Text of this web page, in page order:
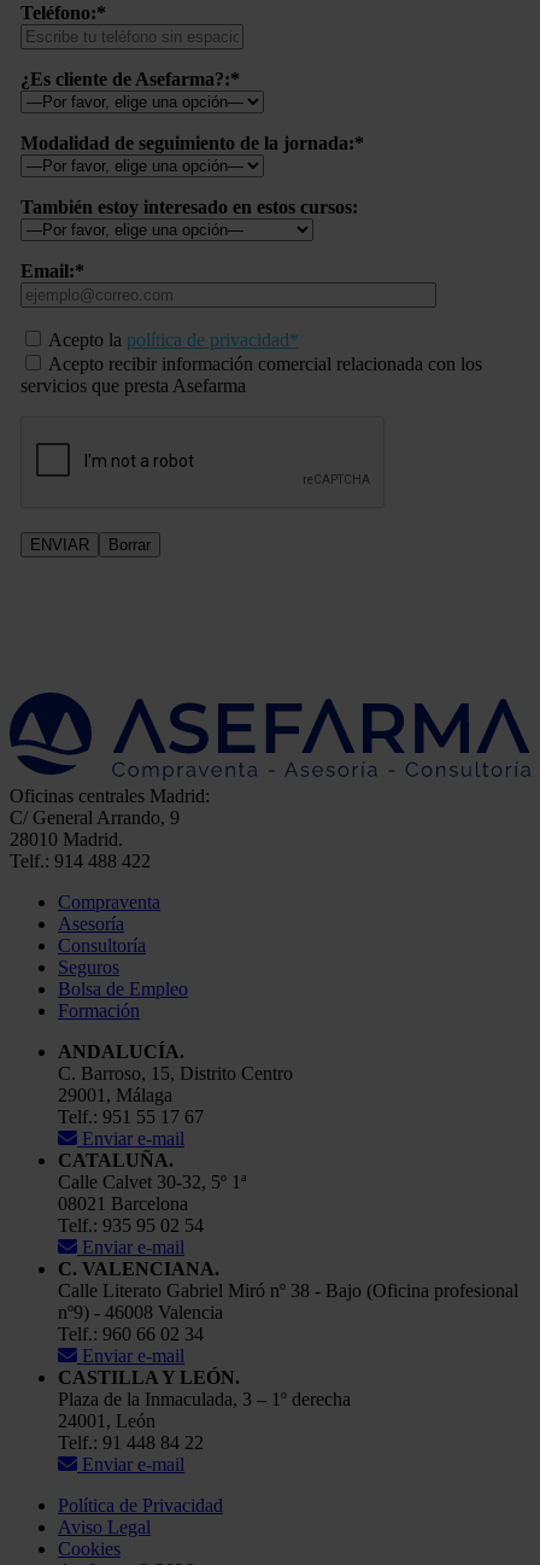
Teléfono:*
¿Es cliente de Asefarma?:*
Modalidad de seguimiento de la jornada:*
También estoy interesado en estos cursos:
Email:*
Acepto la política de privacidad*
Acepto recibir información comercial relacionada con los
servicios que presta Asefarma
Oficinas centrales Madrid:
C/ General Arrando, 9
28010 Madrid.
Telf.: 914 488 422
Compraventa
Asesoría
Consultoría
Seguros
Bolsa de Empleo
Formación
ANDALUCÍA.
C. Barroso, 15, Distrito Centro
29001, Málaga
Telf.: 951 55 17 67
Enviar e-mail
CATALUÑA.
Calle Calvet 30-32, 5º 1ª
08021 Barcelona
Telf.: 935 95 02 54
Enviar e-mail
C. VALENCIANA.
Calle Literato Gabriel Miró nº 38 - Bajo (Oficina profesional
nº9) - 46008 Valencia
Telf.: 960 66 02 34
Enviar e-mail
CASTILLA Y LEÓN.
Plaza de la Inmaculada, 3 – 1º derecha
24001, León
Telf.: 91 448 84 22
Enviar e-mail
Política de Privacidad
Aviso Legal
Cookies